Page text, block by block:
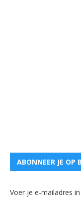
ABONNEER JE OP
Voer je e-mailadres